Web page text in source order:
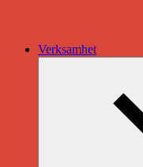
Verksamhet